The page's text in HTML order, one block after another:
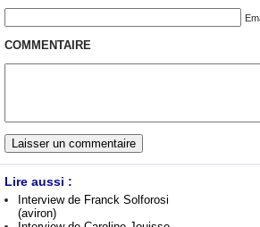
COMMENTAIRE
Lire aussi :
Interview de Franck Solforosi
(aviron)